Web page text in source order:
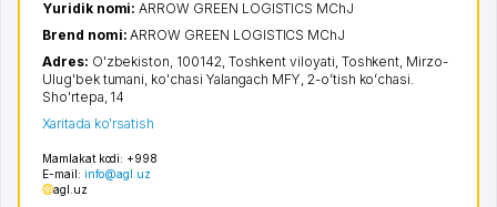
Mamlakat kodi: +998
E-mail: info@agl.uz
agl.uz
Yuridik nomi:ARROW GREEN LOGISTICS MChJ
Brend nomi:ARROW GREEN LOGISTICS MChJ
Adres: O'zbekiston, 100142, Toshkent viloyati, Toshkent, Mirzo-
Ulug'bek tumani, ko'chasi Yalangach MFY, 2-oʻtish koʻchasi.
Sho'rtepa, 14
Xaritada ko'rsatish